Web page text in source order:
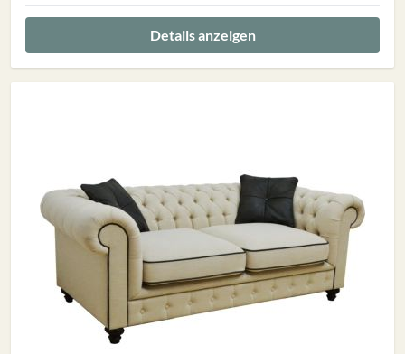
Details anzeigen